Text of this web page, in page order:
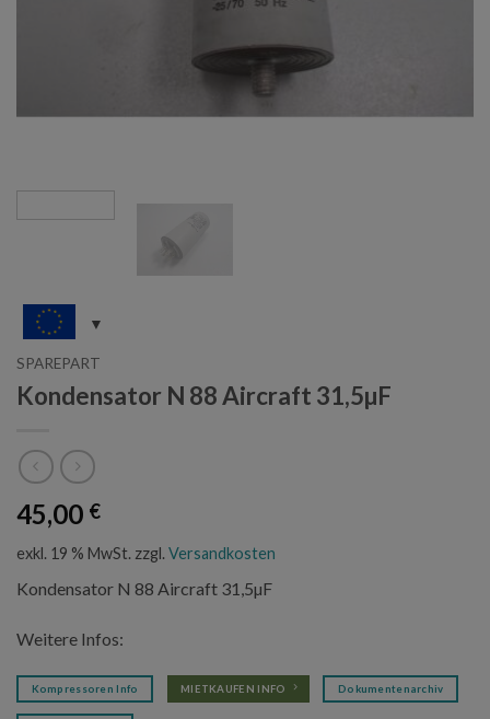
SPAREPART
Kondensator N 88 Aircraft 31,5µF
45,00 €
exkl. 19 % MwSt. zzgl. Versandkosten
Kondensator N 88 Aircraft 31,5µF
Weitere Infos:
Kompressoren Info MIETKAUFEN INFO Dokumentenarchiv